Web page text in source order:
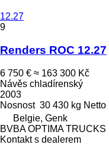
12.27
9
Renders ROC 12.27
6 750 € ≈ 163 300 Kč
Návěs chladírenský
2003
Nosnost 30 430 kg Netto
Belgie, Genk
BVBA OPTIMA TRUCKS
Kontakt s dealerem